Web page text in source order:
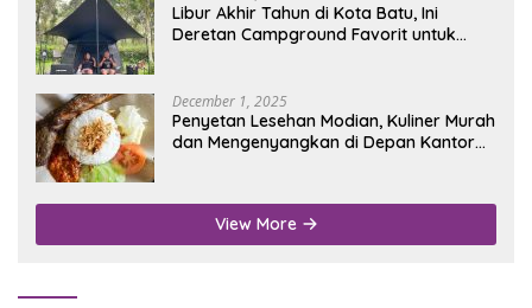
Libur Akhir Tahun di Kota Batu, Ini
Deretan Campground Favorit untuk
December 1, 2025
Penyetan Lesehan Modian, Kuliner Murah
dan Mengenyangkan di Depan Kantor
View More